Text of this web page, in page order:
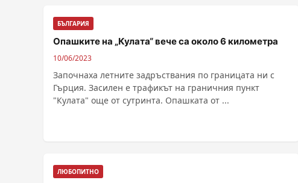
БЪЛГАРИЯ
Опашките на „Кулата“ вече са около 6 километра
10/06/2023
Започнаха летните задръствания по границата ни с
Гърция. Засилен е трафикът на граничния пункт
"Кулата" още от сутринта. Опашката от ...
ЛЮБОПИТНО